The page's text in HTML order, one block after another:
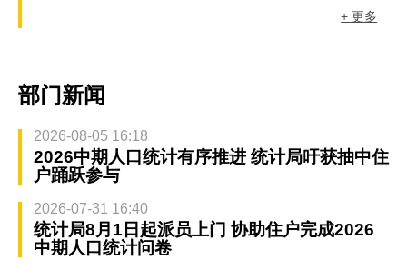
+ 更多
部门新闻
2026-08-05 16:18
2026中期人口统计有序推进 统计局吁获抽中住
户踊跃参与
2026-07-31 16:40
统计局8月1日起派员上门 协助住户完成2026
中期人口统计问卷